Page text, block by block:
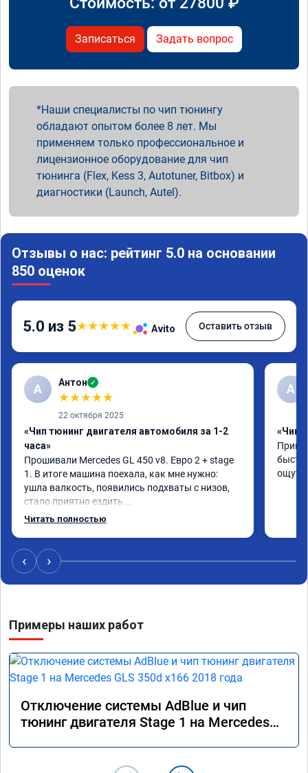
Записаться Задать вопрос
Наши специалисты по чип тюнингу
обладают опытом более 8 лет. Мы
применяем только профессиональное и
лицензионное оборудование для чип
тюнинга (Flex, Kess 3, Autotuner, Bitbox) и
диагностики (Launch, Autel).
Отзывы о нас: рейтинг 5.0 на основании
850 оценок
5.0 из 5★★★★★ Avito Оставить отзыв
А Антон ✓
★★★★★
22 октября 2025
«Чип тюнинг двигателя автомобиля за 1-2
часа»
Прошивали Mercedes GL 450 v8. Евро 2 + stage
1. В итоге машина поехала, как мне нужно:
ушла валкость, появились подхваты с низов,
стало приятно ездить.
Одни из лучших трат, в авто! 🔥
Читать полностью
A
«Чип
‹ ›
Примеры наших работ
Отключение системы AdBlue и чип
тюнинг двигателя Stage 1 на Mercedes